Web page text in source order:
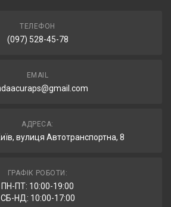
ТЕЛЕФОН
(097) 528-45-78
EMAIL
АДРЕСА:
вулиця Автотранспортна, 8
ГРАФІК РОБОТИ:
ПН-ПТ: 10:00-19:00
СБ-НД: 10:00-17:00